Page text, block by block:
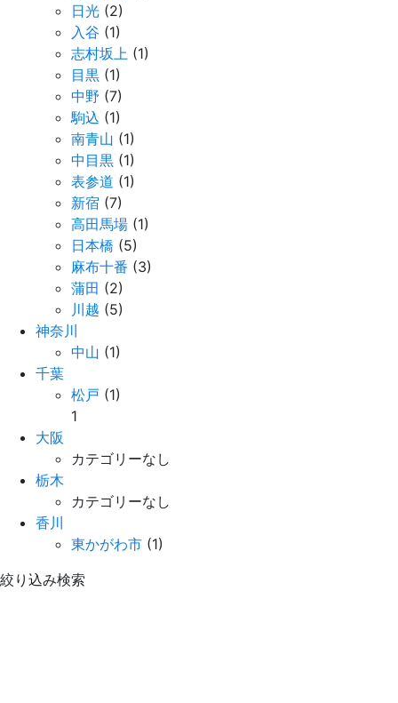
日光 (2)
入谷 (1)
志村坂上 (1)
目黒 (1)
中野 (7)
駒込 (1)
南青山 (1)
中目黒 (1)
表参道 (1)
新宿 (7)
高田馬場 (1)
日本橋 (5)
麻布十番 (3)
蒲田 (2)
川越 (5)
神奈川
中山 (1)
千葉
松戸 (1)
1
大阪
カテゴリーなし
栃木
カテゴリーなし
香川
東かがわ市 (1)
絞り込み検索